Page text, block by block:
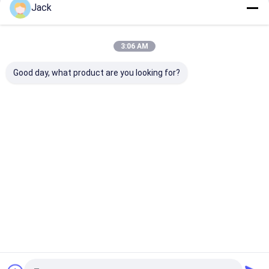
de Batterijpak van 48v Lifepo4
Vermogen lithium batterij
Jack
3:06 AM
Good day, what product are you looking for?